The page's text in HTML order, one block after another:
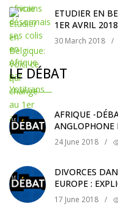
ETUDIER EN
1ER AVRIL 2018
30 March 2018 /
LE DÉBAT
AFRIQUE -
ANGLOPHONE
24 June 2018 /
DIVORCES
EUROPE :
17 June 2018 /